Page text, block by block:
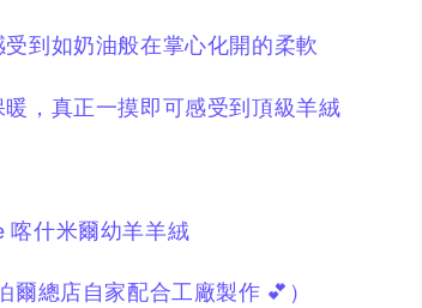
到如奶油般在掌心化開的柔軟
， 真正一摸即可感受到頂級羊絨
喀什米爾幼羊羊絨
爾總店自家配合工廠製作 💕）